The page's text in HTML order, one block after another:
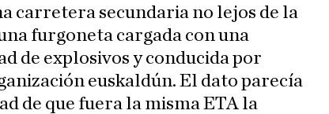
carretera secundaria no lejos de la
furgoneta cargada con una
de explosivos y conducida por
euskaldún. El dato parecía
de que fuera la misma ETA la